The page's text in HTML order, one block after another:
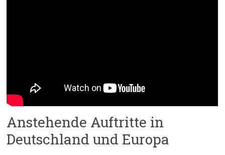
Anstehende Auftritte in
Deutschland und Europa